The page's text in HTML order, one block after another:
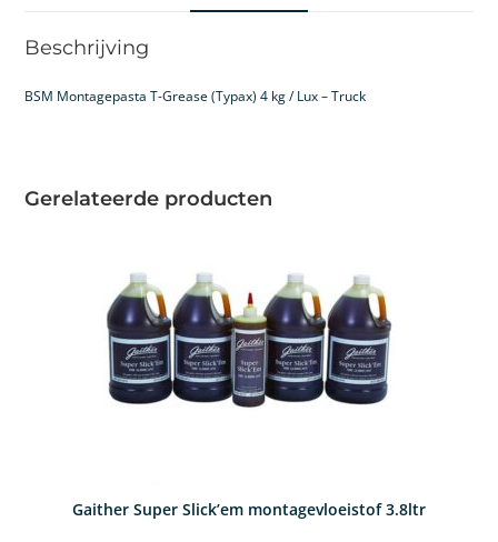
Beschrijving
BSM Montagepasta T-Grease (Typax) 4 kg / Lux – Truck
Gerelateerde producten
Gaither Super Slick’em montagevloeistof 3.8ltr